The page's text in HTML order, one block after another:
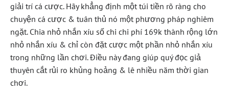
giải trí cá cược. Hãy khẳng định một túi tiền rõ ràng cho
chuyện cá cược & tuân thủ nó một phương pháp nghiêm
ngặt. Chia nhỏ nhắn xíu số chi chi phí 169k thành rộng lớn
nhỏ nhắn xíu & chỉ còn đặt cược một phần nhỏ nhắn xíu
trong những lần chơi. Điều này đang giúp quý đọc giả
thuyên cắt rủi ro khủng hoảng & lê nhiều năm thời gian
chơi.